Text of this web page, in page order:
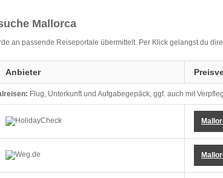
Mallorca
an passende Reiseportale übermittelt. Per Klick gelangst du
Anbieter
Flug, Unterkunft und Aufgabegepäck, ggf. auch mit